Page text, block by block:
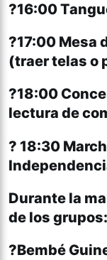
?16:00
?17:00 Mesa
(traer telas o
?18:00
lectura de
? 18:30
Durante la
de los grupos:
?Bembé